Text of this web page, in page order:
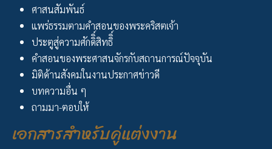
ศาสนสัมพันธ์
แพร่ธรรมตามคำสอนของพระคริสตเจ้า
ประตูสู่ความศักดิิ์สิทธิิ์
คำสอนของพระศาสนจักรกับสถานการณ์ปัจจุบัน
มิติด้านสังคมในงานประกาศข่าวดี
บทความอื่น ๆ
ถามมา-ตอบให้
เอกสารสำหรับคู่แต่งงาน